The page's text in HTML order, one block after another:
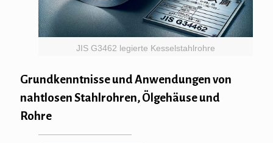
JIS G3462 legierte Kesselstahlrohre
Grundkenntnisse und Anwendungen von
nahtlosen Stahlrohren, Ölgehäuse und
Rohre